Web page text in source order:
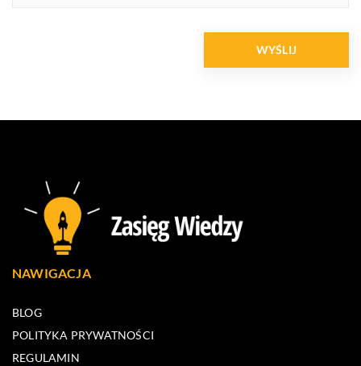
NAWIGACJA
BLOG
POLITYKA PRYWATNOŚCI
REGULAMIN